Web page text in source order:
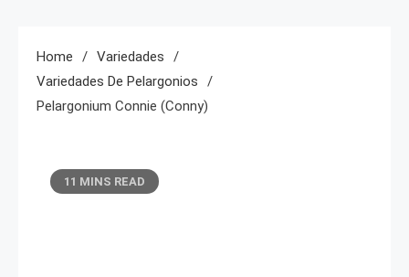
Home
Variedades
Variedades De Pelargonios
Pelargonium Connie (Conny)
11 MINS READ